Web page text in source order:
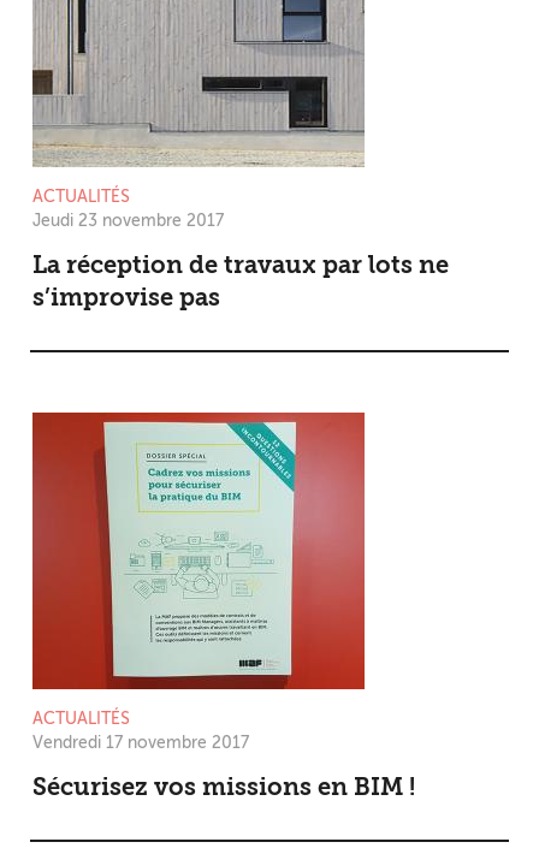
ACTUALITÉS
Jeudi 23 novembre 2017
La réception de travaux par lots ne
s’improvise pas
ACTUALITÉS
Vendredi 17 novembre 2017
Sécurisez vos missions en BIM !